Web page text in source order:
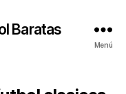
Baratas
Menú